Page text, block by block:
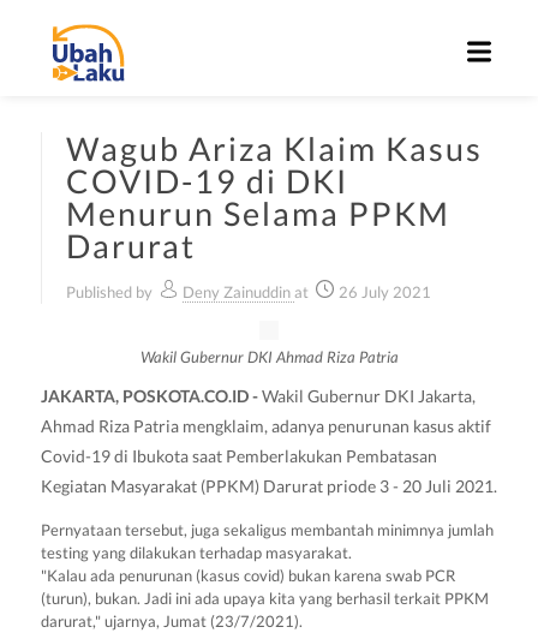
Wagub Ariza Klaim Kasus
COVID-19 di DKI
Menurun Selama PPKM
Darurat
Published by Deny Zainuddinat 26 July 2021
Wakil Gubernur DKI Ahmad Riza Patria
JAKARTA, POSKOTA.CO.ID -Wakil Gubernur DKI Jakarta,
Ahmad Riza Patria mengklaim, adanya penurunan kasus aktif
Covid-19 di Ibukota saat Pemberlakukan Pembatasan
Kegiatan Masyarakat (PPKM) Darurat priode 3 - 20 Juli 2021.
Pernyataan tersebut, juga sekaligus membantah minimnya jumlah
testing yang dilakukan terhadap masyarakat.
"Kalau ada penurunan (kasus covid) bukan karena swab PCR
(turun), bukan. Jadi ini ada upaya kita yang berhasil terkait PPKM
darurat," ujarnya, Jumat (23/7/2021).